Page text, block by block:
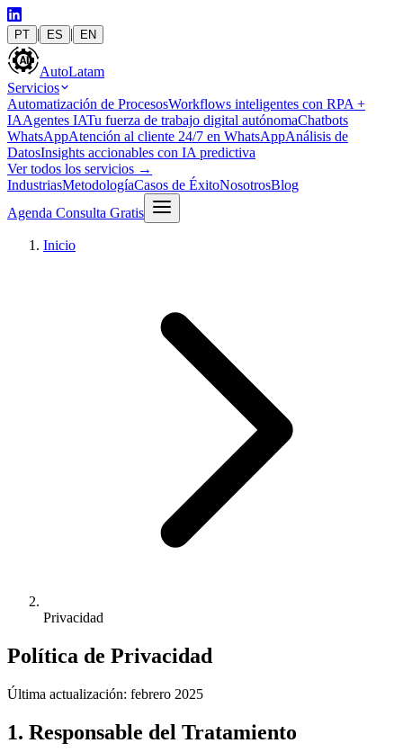
PT | ES | EN
AutoLatam
Servicios
Automatización de ProcesosWorkflows inteligentes con RPA +
IAAgentes IATu fuerza de trabajo digital autónomaChatbots
WhatsAppAtención al cliente 24/7 en WhatsAppAnálisis de
DatosInsights accionables con IA predictiva
Ver todos los servicios →
IndustriasMetodologíaCasos de ÉxitoNosotrosBlog
Agenda Consulta Gratis
Inicio
Privacidad
Política de Privacidad
Última actualización: febrero 2025
1. Responsable del Tratamiento